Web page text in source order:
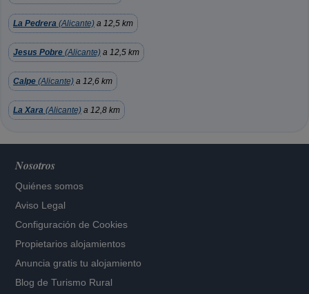
La Pedrera (Alicante) a 12,5 km
Jesus Pobre (Alicante) a 12,5 km
Calpe (Alicante) a 12,6 km
La Xara (Alicante) a 12,8 km
Nosotros
Quiénes somos
Aviso Legal
Configuración de Cookies
Propietarios alojamientos
Anuncia gratis tu alojamiento
Blog de Turismo Rural